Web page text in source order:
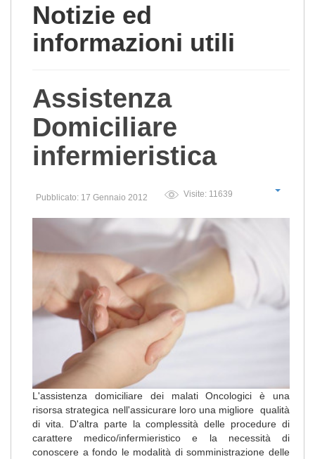
Notizie ed
informazioni utili
Assistenza
Domiciliare
infermieristica
Pubblicato: 17 Gennaio 2012 Visite: 11639
L'assistenza domiciliare dei malati Oncologici è una
risorsa strategica nell'assicurare loro una migliore qualità
di vita. D'altra parte la complessità delle procedure di
carattere medico/infermieristico e la necessità di
conoscere a fondo le modalità di somministrazione delle